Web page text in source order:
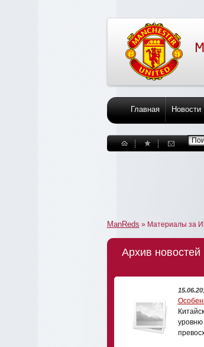
Главная Новости
ManReds » Материалы за
Архив новостей
уровню